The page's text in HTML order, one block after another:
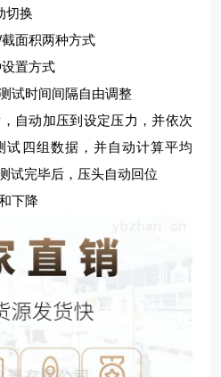
切换
面积两种方式
置方式
试时间间隔自由调整
自动加压到设定压力，并依次
试四组数据，并自动计算平均
试完毕后，压头自动回位
下降